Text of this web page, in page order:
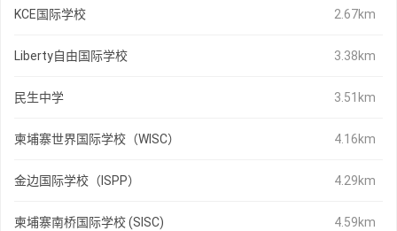
KCE国际学校 2.67km
Liberty自由国际学校 3.38km
民生中学 3.51km
柬埔寨世界国际学校（WISC） 4.16km
金边国际学校（ISPP） 4.29km
柬埔寨南桥国际学校 (SISC) 4.59km